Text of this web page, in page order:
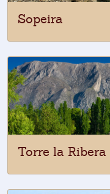
Sopeira
Torre la Ribera